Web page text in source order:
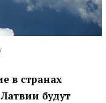
в странах
будут